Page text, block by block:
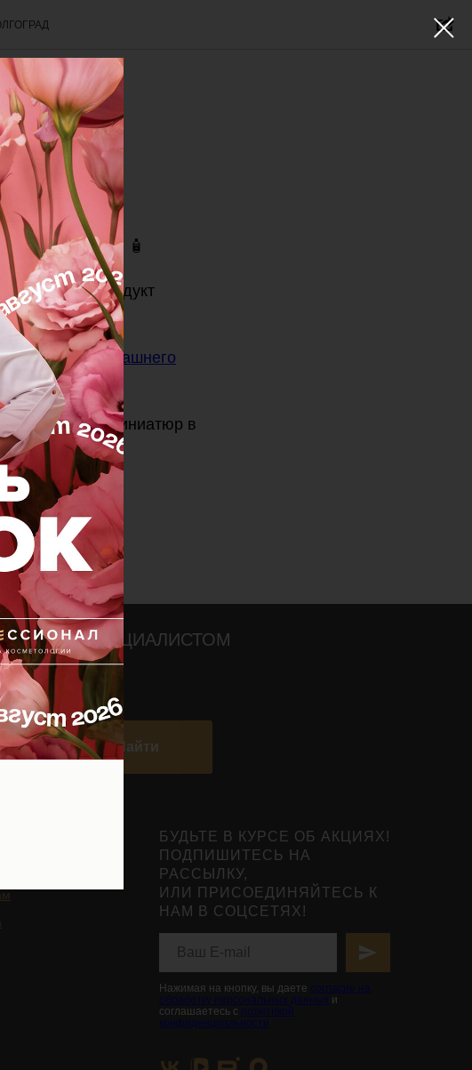
чистая правда! 🧴
где каждый продукт
результат🙌
для домашнего
дарим набор миниатюр в
СО СПЕЦИАЛИСТОМ
Найти
БУДЬТЕ В КУРСЕ ОБ АКЦИЯХ!
ПОДПИШИТЕСЬ НА
РАССЫЛКУ,
ИЛИ ПРИСОЕДИНЯЙТЕСЬ К
НАМ В СОЦСЕТЯХ!
Нажимая на кнопку, вы даете согласие на
обработку персональных данных и
соглашаетесь с политикой
конфиденциальности